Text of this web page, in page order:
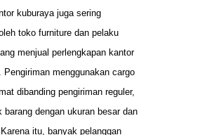
kuburaya juga sering
toko furniture dan pelaku
menjual perlengkapan kantor
Pengiriman menggunakan cargo
dibanding pengiriman reguler,
barang dengan ukuran besar dan
itu, banyak pelanggan